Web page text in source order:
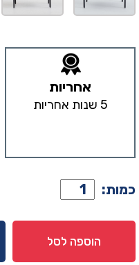
אחריות
5 שנות אחריות
כמות: כמות
של
שידה
דגם
הוספה לסל